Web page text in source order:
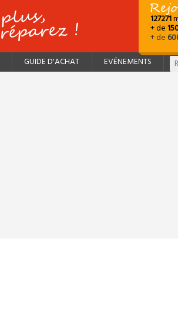
127271
+ de
+ de
GUIDE D'ACHAT EVÉNEMENTS